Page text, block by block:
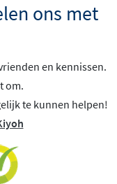
ons met
en kennissen.
om.
te kunnen helpen!